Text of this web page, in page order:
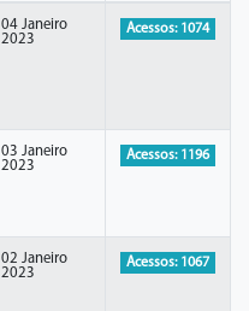
04 Janeiro
2023
Acessos: 1074
03 Janeiro
2023
Acessos: 1196
02 Janeiro
2023
Acessos: 1067